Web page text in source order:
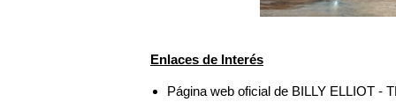
Enlaces de Interés
Página web oficial de BILLY ELLIOT -